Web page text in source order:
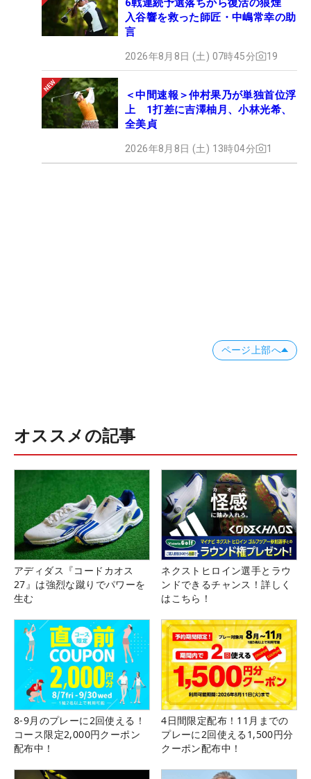
6戦連続予選落ちから復活の狼煙
入谷響を救った師匠・中嶋常幸の助
言
2026年8月8日 (土) 07時45分 19
＜中間速報＞仲村果乃が単独首位浮
上 1打差に吉澤柚月、小林光希、
全美貞
2026年8月8日 (土) 13時04分 1
ページ上部へ
オススメの記事
アディダス『コードカオス
27』は強烈な蹴りでパワーを
生む
ネクストヒロイン選手とラウ
ンドできるチャンス！詳しく
はこちら！
8-9月のプレーに2回使える！
コース限定2,000円クーポン
配布中！
4日間限定配布！11月までの
プレーに2回使える1,500円分
クーポン配布中！